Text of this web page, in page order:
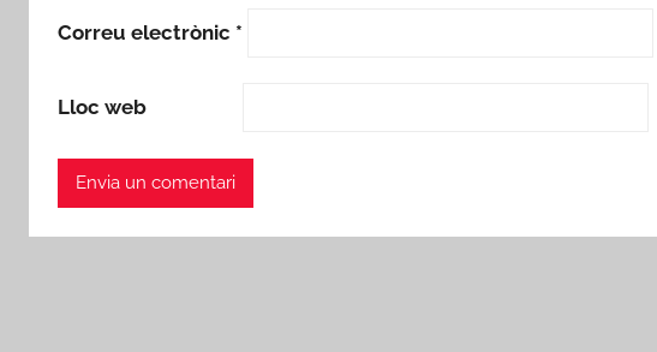
Correu electrònic *
Lloc web